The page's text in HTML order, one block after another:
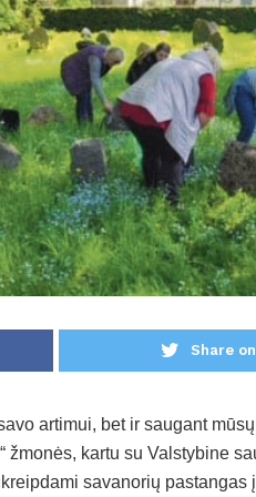
Share
artimui, bet ir saugant
žmonės, kartu su Valstybine
savanorių pastangas